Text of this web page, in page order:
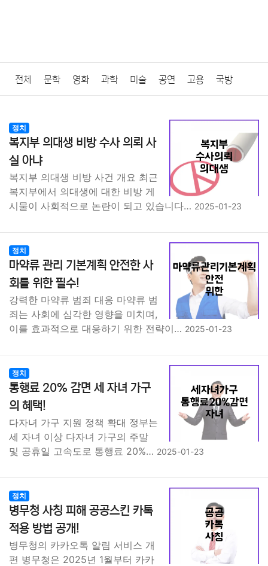
전체 문학 영화 과학 미술 공연 고용 국방
질병 가요 방송 일상 주식 블록체인
결혼 육아 반려동물 패션 미용 인테리어
요리 상품리뷰 원예 금융 게임 스포츠 사진
대출 IT 컴퓨터 기술
종교 사회 정치 경제 마케팅
부동산 외국어 교육 교통 생활 기타
정치
복지부 의대생 비방 수사 의뢰 사
실 아냐
복지부 의대생 비방 사건 개요 최근
복지부에서 의대생에 대한 비방 게
시물이 사회적으로 논란이 되고 있습니다… 2025-01-23
정치
마약류 관리 기본계획 안전한 사
회를 위한 필수!
강력한 마약류 범죄 대응 마약류 범
죄는 사회에 심각한 영향을 미치며,
이를 효과적으로 대응하기 위한 전략이… 2025-01-23
정치
통행료 20% 감면 세 자녀 가구
의 혜택!
다자녀 가구 지원 정책 확대 정부는
세 자녀 이상 다자녀 가구의 주말
및 공휴일 고속도로 통행료 20%… 2025-01-23
정치
병무청 사칭 피해 공공스킨 카톡
적용 방법 공개!
병무청의 카카오톡 알림 서비스 개
편 병무청은 2025년 1월부터 카카